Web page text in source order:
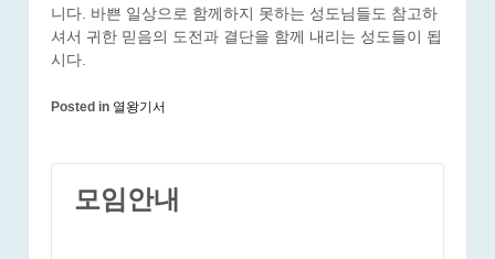
니다. 바쁜 일상으로 함께하지 못하는 성도님들도 참고하
셔서 귀한 믿음의 도전과 결단을 함께 내리는 성도들이 됩
시다.
Posted in 열왕기서
모임안내